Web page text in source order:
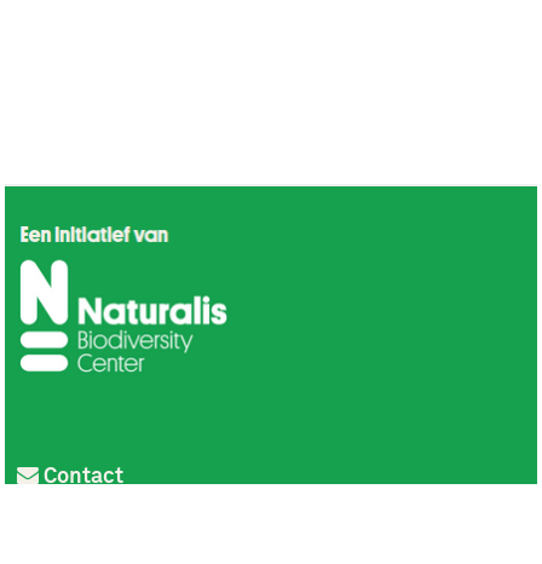
Contact